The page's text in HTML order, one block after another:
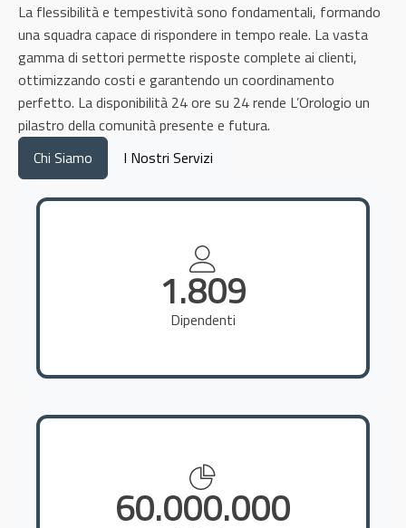
La flessibilità e tempestività sono fondamentali, formando
una squadra capace di rispondere in tempo reale. La vasta
gamma di settori permette risposte complete ai clienti,
ottimizzando costi e garantendo un coordinamento
perfetto. La disponibilità 24 ore su 24 rende L’Orologio un
pilastro della comunità presente e futura.
Chi Siamo
I Nostri Servizi
1.809
Dipendenti
60.000.000